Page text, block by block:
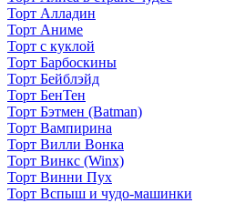
Торт Алладин
Торт Аниме
Торт с куклой
Торт Барбоскины
Торт Бейблэйд
Торт БенТен
Торт Бэтмен (Batman)
Торт Вампирина
Торт Вилли Вонка
Торт Винкс (Winx)
Торт Винни Пух
Торт Вспыш и чудо-машинки